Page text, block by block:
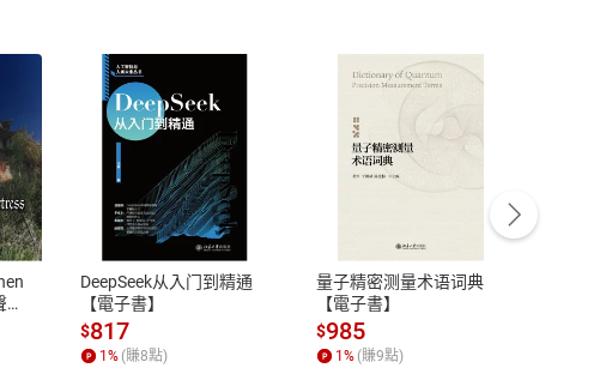
日猶豫期
訊交易解
依商品性
說明請參
客服資訊
服務時間：週一到週五 10:00-12:00、
13:00-17:00 (國定假日及例假日休息)
客服電話：0080-1857077
DeepSeek从入门到精通
【電子書】
$817
1% (賺8點)
量子精密测量术语词典
【電子書】
$985
1% (賺9點)